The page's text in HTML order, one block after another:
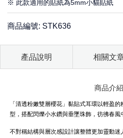
※ 此款適用的貼紙為5mm小貓貼紙
商品編號: STK636
產品說明 相關文
商品介紹
「清透粉嫩雙層櫻花」黏貼式耳環以輕盈
型，搭配閃爍小水鑽與垂墜珠飾，彷彿春風
不對稱結構與層次感設計讓整體更加靈動